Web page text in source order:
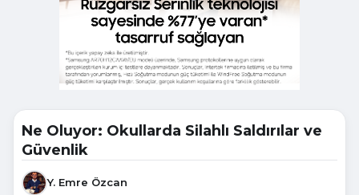
Ne Oluyor: Okullarda Silahlı Saldırılar ve
Güvenlik
Y. Emre Özcan